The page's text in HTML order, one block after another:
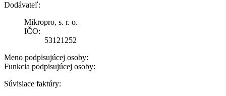
Dodávateľ:
Mikropro, s. r. o.
IČO:
53121252
Meno podpisujúcej osoby:
Funkcia podpisujúcej osoby:
Súvisiace faktúry: